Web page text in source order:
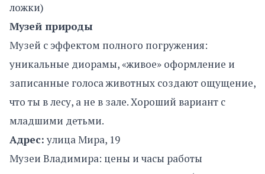
ложки)
Музей природы
Музей с эффектом полного погружения:
уникальные диорамы, «живое» оформление и
записанные голоса животных создают ощущение,
что ты в лесу, а не в зале. Хороший вариант с
младшими детьми.
Адрес: улица Мира, 19
Музеи Владимира: цены и часы работы